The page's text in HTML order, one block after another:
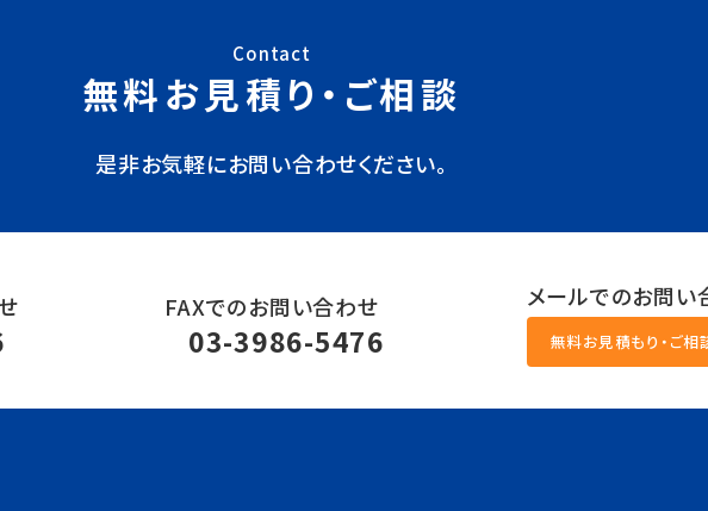
Contact
無料お見積り・ご相談
是非お気軽にお問い合わせください。
FAXでのお問い合わせ
03-3986-5476
メールでのお問い
無料お見積もり・ご相